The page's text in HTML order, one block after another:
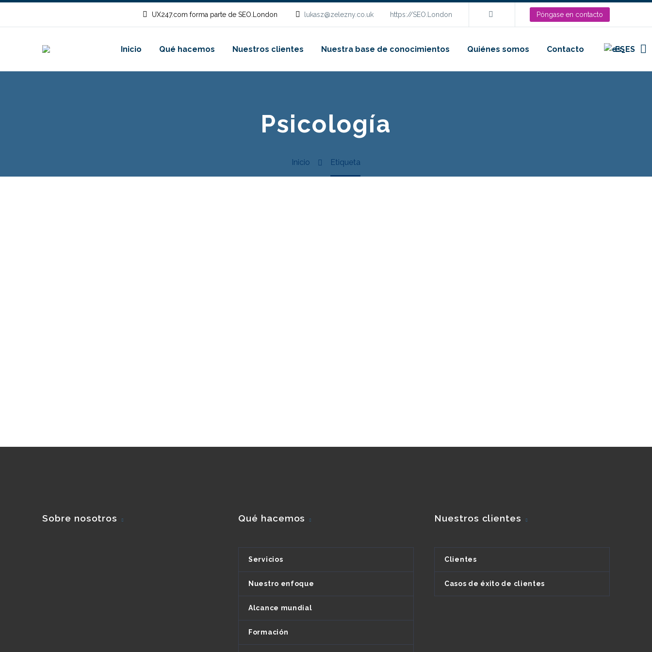
UX247.com forma parte de SEO.London lukasz@zelezny.co.uk https://SEO.London Póngase en contacto
Inicio Qué hacemos Nuestros clientes Nuestra base de conocimientos Quiénes somos Contacto ES
Psicología
Inicio Etiqueta
Sobre nosotros Qué hacemos
Servicios
Nuestro enfoque
Alcance mundial
Formación
Nuestros clientes
Clientes
Casos de éxito de clientes